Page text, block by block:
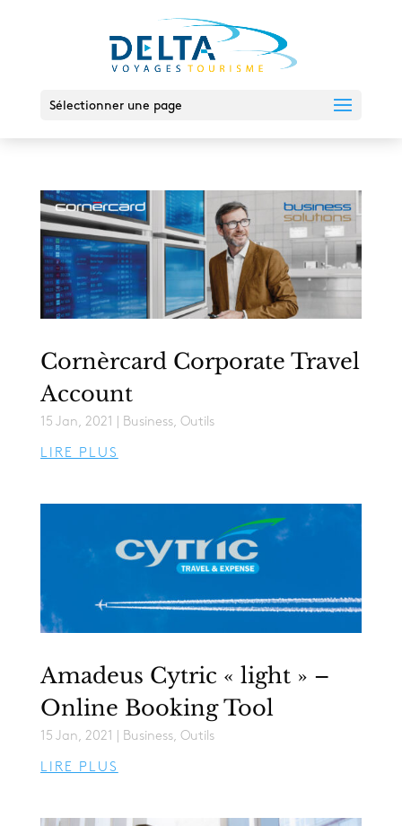
Sélectionner une page
Cornèrcard Corporate Travel
Account
15 Jan, 2021 Business, Outils
LIRE PLUS
Amadeus Cytric « light » –
Online Booking Tool
15 Jan, 2021 Business, Outils
LIRE PLUS